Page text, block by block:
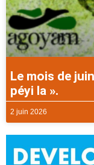
Le mois de
péyi la ».
2 juin 2026